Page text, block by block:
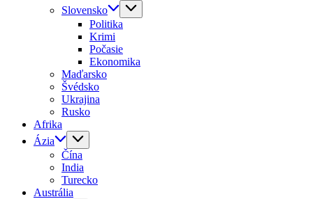
Slovensko
Politika
Krimi
Počasie
Ekonomika
Maďarsko
Švédsko
Ukrajina
Rusko
Afrika
Ázia
Čína
India
Turecko
Austrália